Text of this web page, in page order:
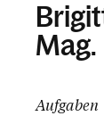
Mag.
Aufgaben